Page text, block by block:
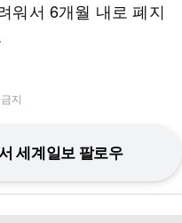
워서 6개월 내로 폐지
지
세계일보 팔로우